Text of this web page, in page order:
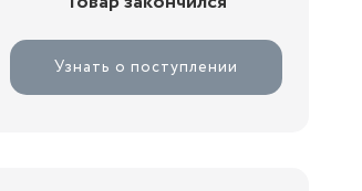
Узнать о поступлении